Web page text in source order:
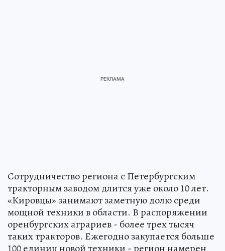
Сотрудничество региона с Петербургским
тракторным заводом длится уже около 10 лет.
«Кировцы» занимают заметную долю среди
мощной техники в области. В распоряжении
оренбургских аграриев - более трех тысяч
таких тракторов. Ежегодно закупается больше
100 единиц новой техники - регион намерен